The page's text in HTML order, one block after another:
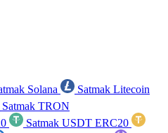
Solana
Satmak Litecoin
Satmak TRON
Satmak USDT ERC20